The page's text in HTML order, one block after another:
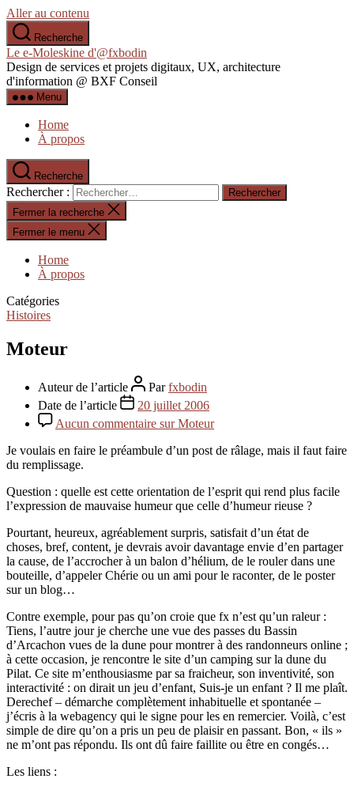
Aller au contenu
Recherche
Le e-Moleskine d'@fxbodin
Design de services et projets digitaux, UX, architecture
d'information @ BXF Conseil
Menu
Home
À propos
Recherche
Rechercher :
Fermer la recherche
Fermer le menu
Home
À propos
Catégories
Histoires
Moteur
Auteur de l’article Parfxbodin
Date de l’article
20 juillet 2006
Aucun commentaire sur Moteur
Je voulais en faire le préambule d’un post de râlage, mais il faut faire
du remplissage.
Question : quelle est cette orientation de l’esprit qui rend plus facile
l’expression de mauvaise humeur que celle d’humeur rieuse ?
Pourtant, heureux, agréablement surpris, satisfait d’un état de
choses, bref, content, je devrais avoir davantage envie d’en partager
la cause, de l’accrocher à un balon d’hélium, de le rouler dans une
bouteille, d’appeler Chérie ou un ami pour le raconter, de le poster
sur un blog…
Contre exemple, pour pas qu’on croie que fx n’est qu’un raleur :
Tiens, l’autre jour je cherche une vue des passes du Bassin
d’Arcachon vues de la dune pour montrer à des randonneurs online ;
à cette occasion, je rencontre le site d’un camping sur la dune du
Pilat. Ce site m’enthousiasme par sa fraicheur, son inventivité, son
interactivité : on dirait un jeu d’enfant, Suis-je un enfant ? Il me plaît.
Derechef – démarche complètement inhabituelle et spontanée –
j’écris à la webagency qui le signe pour les en remercier. Voilà, c’est
simple de dire qu’on a pris un peu de plaisir en passant. Bon, « ils »
ne m’ont pas répondu. Ils ont dû faire faillite ou être en congés…
Les liens :